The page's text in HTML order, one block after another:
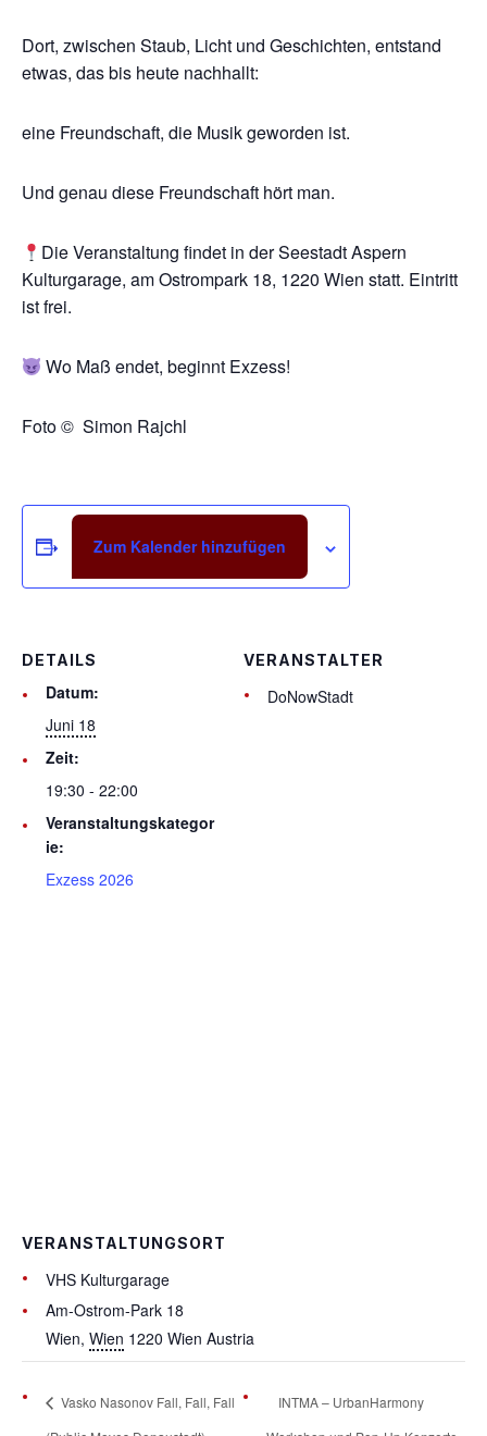
Dort, zwischen Staub, Licht und Geschichten, entstand
etwas, das bis heute nachhallt:
eine Freundschaft, die Musik geworden ist.
Und genau diese Freundschaft hört man.
Die Veranstaltung findet in der Seestadt Aspern
Kulturgarage, am Ostrompark 18, 1220 Wien statt. Eintritt
ist frei.
Wo Maß endet, beginnt Exzess!
Foto © Simon Rajchl
Zum Kalender hinzufügen
DETAILS
Datum:
Juni 18
Zeit:
19:30 - 22:00
Veranstaltungskategor
ie:
Exzess 2026
VERANSTALTER
DoNowStadt
VERANSTALTUNGSORT
VHS Kulturgarage
Am-Ostrom-Park 18
Wien, Wien 1220 Wien Austria
Vasko Nasonov Fall, Fall, Fall
INTMA – UrbanHarmony